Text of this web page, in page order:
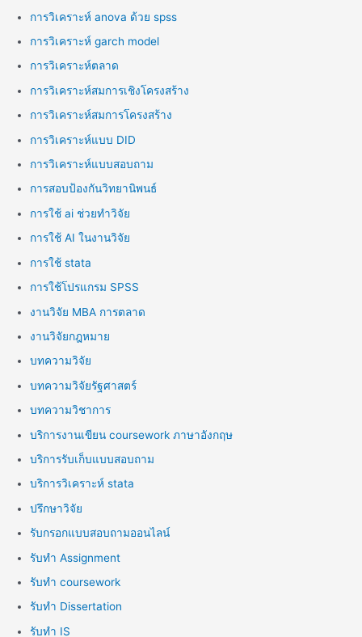
การวิเคราะห์ anova ด้วย spss
การวิเคราะห์ garch model
การวิเคราะห์ตลาด
การวิเคราะห์สมการเชิงโครงสร้าง
การวิเคราะห์สมการโครงสร้าง
การวิเคราะห์แบบ DID
การวิเคราะห์แบบสอบถาม
การสอบป้องกันวิทยานิพนธ์
การใช้ ai ช่วยทำวิจัย
การใช้ AI ในงานวิจัย
การใช้ stata
การใช้โปรแกรม SPSS
งานวิจัย MBA การตลาด
งานวิจัยกฎหมาย
บทความวิจัย
บทความวิจัยรัฐศาสตร์
บทความวิชาการ
บริการงานเขียน coursework ภาษาอังกฤษ
บริการรับเก็บแบบสอบถาม
บริการวิเคราะห์ stata
ปรึกษาวิจัย
รับกรอกแบบสอบถามออนไลน์
รับทำ Assignment
รับทำ coursework
รับทำ Dissertation
รับทำ IS